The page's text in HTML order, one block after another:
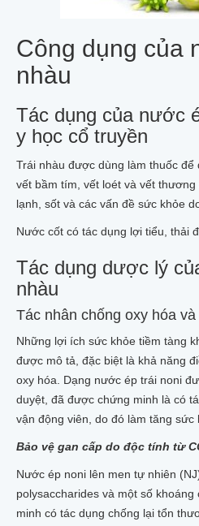
Công dụng của
nhàu
Tác dụng của nước
y học cổ truyền
Trái nhàu được dùng làm thuốc để
vết bầm tím, vết loét và vết
lạnh, sốt và các vấn đề sức khỏe
Nước cốt có tác dụng lợi tiểu, thải
Tác dụng dược lý
nhàu
Tác nhân chống oxy hóa
Những lợi ích sức khỏe tiềm tàng
được mô tả, đặc biệt là khả năng
oxy hóa. Dạng nước ép trái noni
duyệt, đã được chứng minh là có
vận động viên, do đó làm tăng sức
Bảo vệ gan cấp do độc tính từ
Nước ép noni lên men tự nhiên
polysaccharides và một số
minh có tác dụng chống lại tổn